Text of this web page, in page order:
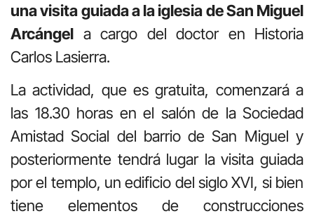
una visita guiada a la iglesia de San Miguel
Arcángel a cargo del doctor en Historia
Carlos Lasierra.
La actividad, que es gratuita, comenzará a
las 18.30 horas en el salón de la Sociedad
Amistad Social del barrio de San Miguel y
posteriormente tendrá lugar la visita guiada
por el templo, un edificio del siglo XVI, si bien
tiene elementos de construcciones